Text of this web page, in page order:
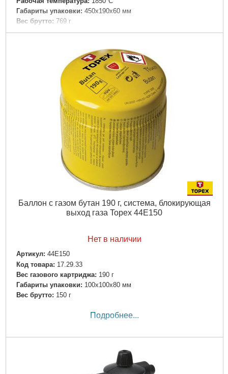
Габариты упаковки: 450x190x60 мм
Вес брутто: 769 г
Баллон с газом бутан 190 г, система, блокирующая
выход газа Topex 44E150
Нет в наличии
Артикул: 44E150
Код товара: 17.29.33
Вес газового картриджа: 190 г
Габариты упаковки: 100x100x80 мм
Вес брутто: 150 г
Подробнее...